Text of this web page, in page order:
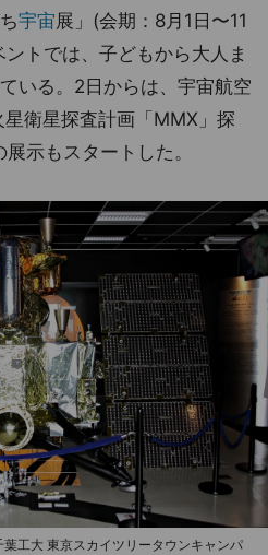
宇宙展」(会期：8月1日〜11
トでは、子どもから大人ま
いる。2日からは、宇宙航空
衛星探査計画「MMX」探
示もスタートした。
工大 東京スカイツリータウンキャンパ